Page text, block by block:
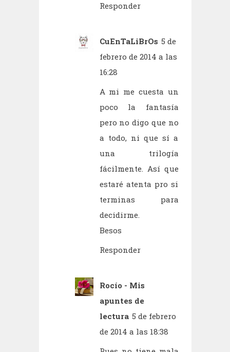
Responder
CuEnTaLiBrOs 5 de
febrero de 2014 a las
16:28
A mi me cuesta un
poco la fantasía
pero no digo que no
a todo, ni que sí a
una trilogía
fácilmente. Así que
estaré atenta pro si
terminas para
decidirme.
Besos
Responder
Rocío - Mis
apuntes de
lectura 5 de febrero
de 2014 a las 18:38